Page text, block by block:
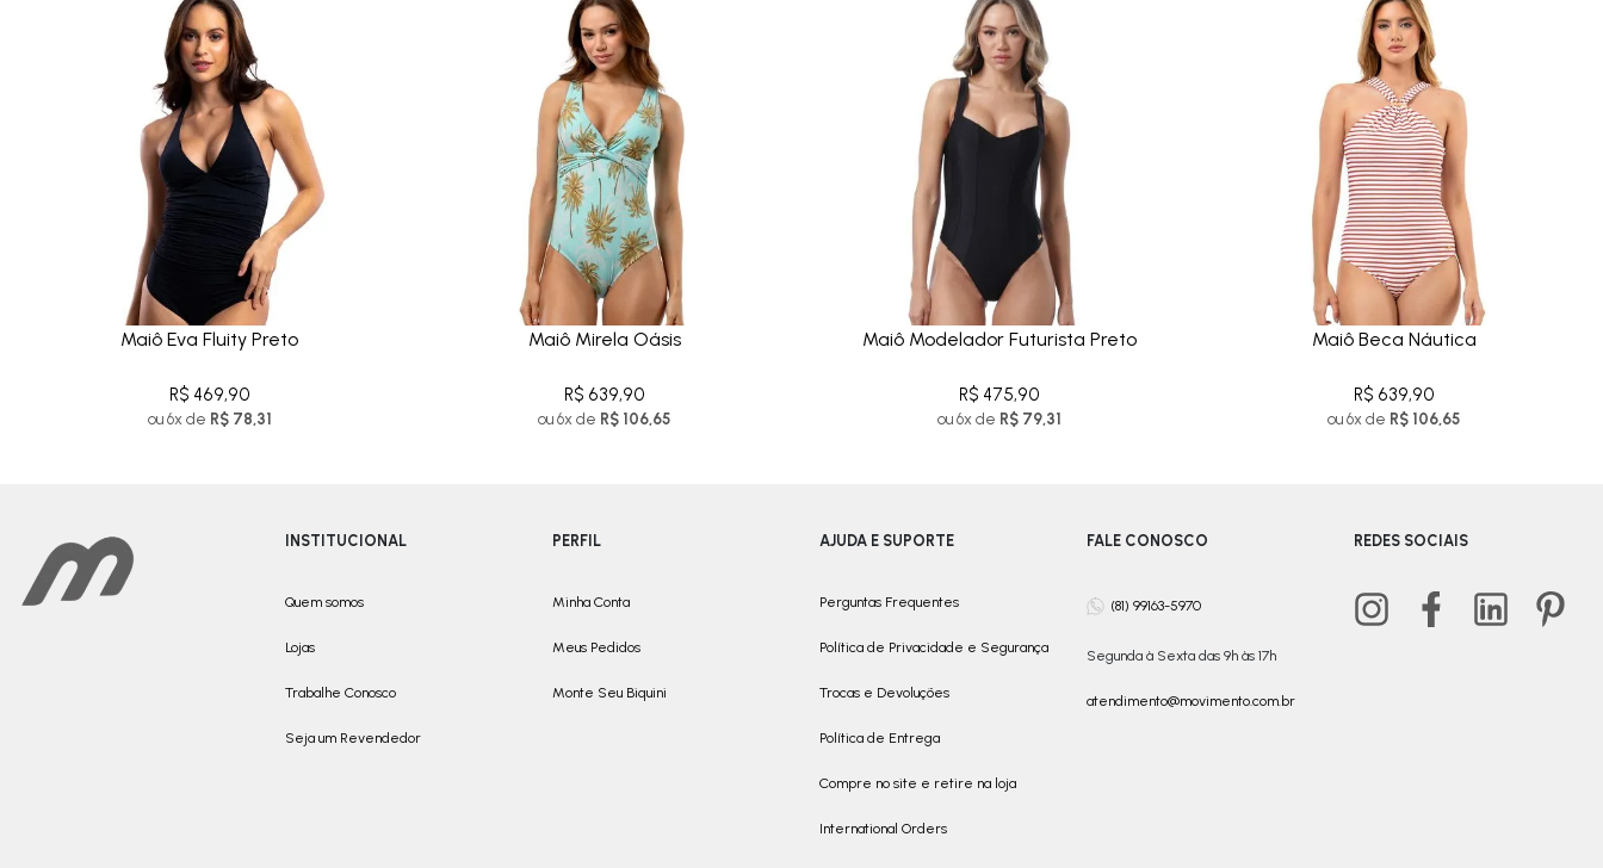
Maiô Eva Fluity Preto
R$ 469,90
ou 6x de R$ 78,31
Maiô Mirela Oásis
R$ 639,90
ou 6x de R$ 106,65
Maiô Modelador Futurista Preto
R$ 475,90
ou 6x de R$ 79,31
Maiô Beca Náutica
R$ 639,90
ou 6x de R$ 106,65
INSTITUCIONAL
Quem somos
Lojas
Trabalhe Conosco
Seja um Revendedor
PERFIL
Minha Conta
Meus Pedidos
Monte Seu Biquini
AJUDA E SUPORTE
Perguntas Frequentes
Política de Privacidade e Segurança
Trocas e Devoluções
Política de Entrega
Compre no site e retire na loja
International Orders
FALE CONOSCO
(81) 99163-5970
Segunda à Sexta das 9h às 17h
atendimento@movimento.com.br
REDES SOCIAIS